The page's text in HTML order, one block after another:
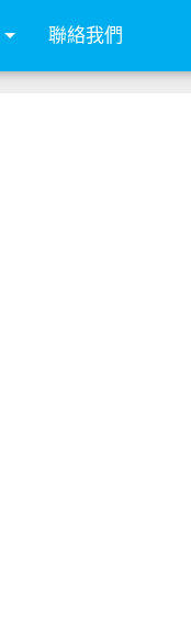
聯絡我們